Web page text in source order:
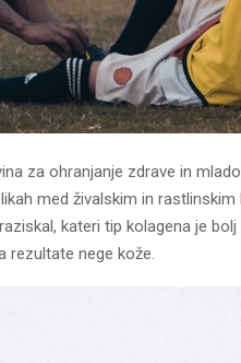
za ohranjanje zdrave in
med živalskim in
kateri tip kolagena je
rezultate nege kože.